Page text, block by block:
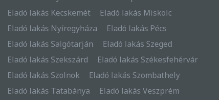
Eladó lakás Kecskemét
Eladó lakás Miskolc
Eladó lakás Nyíregyháza
Eladó lakás Pécs
Eladó lakás Salgótarján
Eladó lakás Szeged
Eladó lakás Szekszárd
Eladó lakás Székesfehérvár
Eladó lakás Szolnok
Eladó lakás Szombathely
Eladó lakás Tatabánya
Eladó lakás Veszprém